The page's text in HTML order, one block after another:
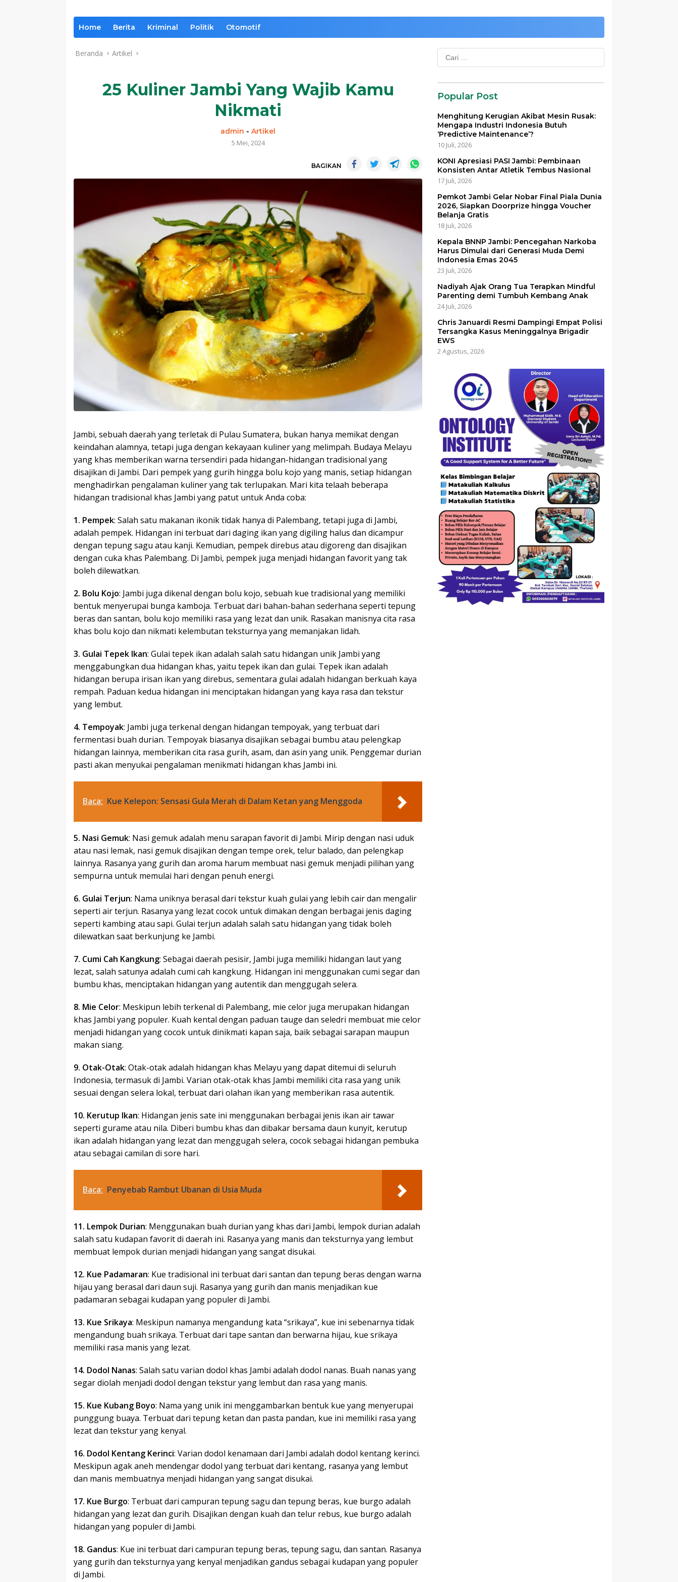
Home Berita Kriminal Politik Otomotif
Beranda Artikel
25 Kuliner Jambi Yang Wajib Kamu
Nikmati
admin -Artikel
5 Mei, 2024
BAGIKAN
Jambi, sebuah daerah yang terletak di Pulau Sumatera, bukan hanya memikat dengan
keindahan alamnya, tetapi juga dengan kekayaan kuliner yang melimpah. Budaya Melayu
yang khas memberikan warna tersendiri pada hidangan-hidangan tradisional yang
disajikan di Jambi. Dari pempek yang gurih hingga bolu kojo yang manis, setiap hidangan
menghadirkan pengalaman kuliner yang tak terlupakan. Mari kita telaah beberapa
hidangan tradisional khas Jambi yang patut untuk Anda coba:
1. Pempek: Salah satu makanan ikonik tidak hanya di Palembang, tetapi juga di Jambi,
adalah pempek. Hidangan ini terbuat dari daging ikan yang digiling halus dan dicampur
dengan tepung sagu atau kanji. Kemudian, pempek direbus atau digoreng dan disajikan
dengan cuka khas Palembang. Di Jambi, pempek juga menjadi hidangan favorit yang tak
boleh dilewatkan.
2. Bolu Kojo: Jambi juga dikenal dengan bolu kojo, sebuah kue tradisional yang memiliki
bentuk menyerupai bunga kamboja. Terbuat dari bahan-bahan sederhana seperti tepung
beras dan santan, bolu kojo memiliki rasa yang lezat dan unik. Rasakan manisnya cita rasa
khas bolu kojo dan nikmati kelembutan teksturnya yang memanjakan lidah.
3. Gulai Tepek Ikan: Gulai tepek ikan adalah salah satu hidangan unik Jambi yang
menggabungkan dua hidangan khas, yaitu tepek ikan dan gulai. Tepek ikan adalah
hidangan berupa irisan ikan yang direbus, sementara gulai adalah hidangan berkuah kaya
rempah. Paduan kedua hidangan ini menciptakan hidangan yang kaya rasa dan tekstur
yang lembut.
4. Tempoyak: Jambi juga terkenal dengan hidangan tempoyak, yang terbuat dari
fermentasi buah durian. Tempoyak biasanya disajikan sebagai bumbu atau pelengkap
hidangan lainnya, memberikan cita rasa gurih, asam, dan asin yang unik. Penggemar durian
pasti akan menyukai pengalaman menikmati hidangan khas Jambi ini.
Baca: Kue Kelepon: Sensasi Gula Merah di Dalam Ketan yang Menggoda
5. Nasi Gemuk: Nasi gemuk adalah menu sarapan favorit di Jambi. Mirip dengan nasi uduk
atau nasi lemak, nasi gemuk disajikan dengan tempe orek, telur balado, dan pelengkap
lainnya. Rasanya yang gurih dan aroma harum membuat nasi gemuk menjadi pilihan yang
sempurna untuk memulai hari dengan penuh energi.
6. Gulai Terjun: Nama uniknya berasal dari tekstur kuah gulai yang lebih cair dan mengalir
seperti air terjun. Rasanya yang lezat cocok untuk dimakan dengan berbagai jenis daging
seperti kambing atau sapi. Gulai terjun adalah salah satu hidangan yang tidak boleh
dilewatkan saat berkunjung ke Jambi.
7. Cumi Cah Kangkung: Sebagai daerah pesisir, Jambi juga memiliki hidangan laut yang
lezat, salah satunya adalah cumi cah kangkung. Hidangan ini menggunakan cumi segar dan
bumbu khas, menciptakan hidangan yang autentik dan menggugah selera.
8. Mie Celor: Meskipun lebih terkenal di Palembang, mie celor juga merupakan hidangan
khas Jambi yang populer. Kuah kental dengan paduan tauge dan seledri membuat mie celor
menjadi hidangan yang cocok untuk dinikmati kapan saja, baik sebagai sarapan maupun
makan siang.
9. Otak-Otak: Otak-otak adalah hidangan khas Melayu yang dapat ditemui di seluruh
Indonesia, termasuk di Jambi. Varian otak-otak khas Jambi memiliki cita rasa yang unik
sesuai dengan selera lokal, terbuat dari olahan ikan yang memberikan rasa autentik.
10. Kerutup Ikan: Hidangan jenis sate ini menggunakan berbagai jenis ikan air tawar
seperti gurame atau nila. Diberi bumbu khas dan dibakar bersama daun kunyit, kerutup
ikan adalah hidangan yang lezat dan menggugah selera, cocok sebagai hidangan pembuka
atau sebagai camilan di sore hari.
Baca: Penyebab Rambut Ubanan di Usia Muda
11. Lempok Durian: Menggunakan buah durian yang khas dari Jambi, lempok durian adalah
salah satu kudapan favorit di daerah ini. Rasanya yang manis dan teksturnya yang lembut
membuat lempok durian menjadi hidangan yang sangat disukai.
12. Kue Padamaran: Kue tradisional ini terbuat dari santan dan tepung beras dengan warna
hijau yang berasal dari daun suji. Rasanya yang gurih dan manis menjadikan kue
padamaran sebagai kudapan yang populer di Jambi.
13. Kue Srikaya: Meskipun namanya mengandung kata “srikaya”, kue ini sebenarnya tidak
mengandung buah srikaya. Terbuat dari tape santan dan berwarna hijau, kue srikaya
memiliki rasa manis yang lezat.
14. Dodol Nanas: Salah satu varian dodol khas Jambi adalah dodol nanas. Buah nanas yang
segar diolah menjadi dodol dengan tekstur yang lembut dan rasa yang manis.
15. Kue Kubang Boyo: Nama yang unik ini menggambarkan bentuk kue yang menyerupai
punggung buaya. Terbuat dari tepung ketan dan pasta pandan, kue ini memiliki rasa yang
lezat dan tekstur yang kenyal.
16. Dodol Kentang Kerinci: Varian dodol kenamaan dari Jambi adalah dodol kentang kerinci.
Meskipun agak aneh mendengar dodol yang terbuat dari kentang, rasanya yang lembut
dan manis membuatnya menjadi hidangan yang sangat disukai.
17. Kue Burgo: Terbuat dari campuran tepung sagu dan tepung beras, kue burgo adalah
hidangan yang lezat dan gurih. Disajikan dengan kuah dan telur rebus, kue burgo adalah
hidangan yang populer di Jambi.
18. Gandus: Kue ini terbuat dari campuran tepung beras, tepung sagu, dan santan. Rasanya
yang gurih dan teksturnya yang kenyal menjadikan gandus sebagai kudapan yang populer
di Jambi.
Cari
untuk:
Popular Post
Menghitung Kerugian Akibat Mesin Rusak:
Mengapa Industri Indonesia Butuh
‘Predictive Maintenance’?
10 Juli, 2026
KONI Apresiasi PASI Jambi: Pembinaan
Konsisten Antar Atletik Tembus Nasional
17 Juli, 2026
Pemkot Jambi Gelar Nobar Final Piala Dunia
2026, Siapkan Doorprize hingga Voucher
Belanja Gratis
18 Juli, 2026
Kepala BNNP Jambi: Pencegahan Narkoba
Harus Dimulai dari Generasi Muda Demi
Indonesia Emas 2045
23 Juli, 2026
Nadiyah Ajak Orang Tua Terapkan Mindful
Parenting demi Tumbuh Kembang Anak
24 Juli, 2026
Chris Januardi Resmi Dampingi Empat Polisi
Tersangka Kasus Meninggalnya Brigadir
EWS
2 Agustus, 2026